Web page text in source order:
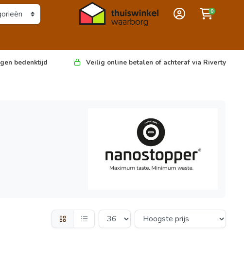
0
bedenktijd Veilig online betalen of achteraf via Riverty